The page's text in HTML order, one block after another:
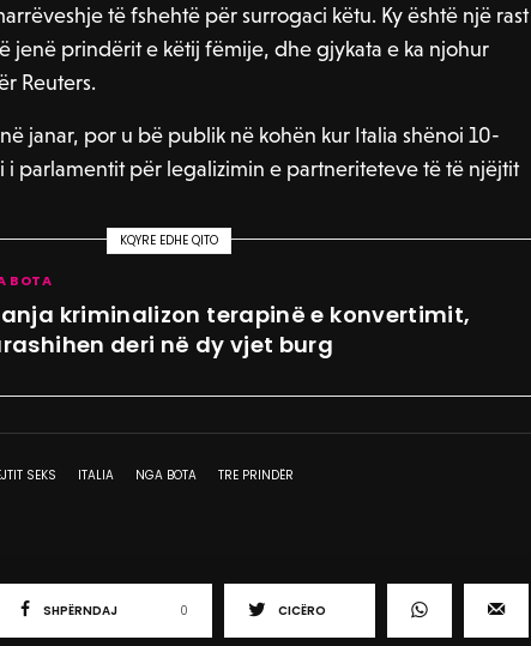
të fshehtë për surrogaci këtu. Ky është një rast
jenë prindërit e këtij fëmije, dhe gjykata e ka njohur
Reuters.
janar, por u bë publik në kohën kur Italia shënoi 10-
parlamentit për legalizimin e partneriteteve të të njëjtit
KQYRE EDHE QITO
BOTA
kriminalizon terapinë e konvertimit,
deri në dy vjet burg
SEKS ITALIA NGA BOTA TRE PRINDËR
SHPËRNDAJ 0 CICËRO